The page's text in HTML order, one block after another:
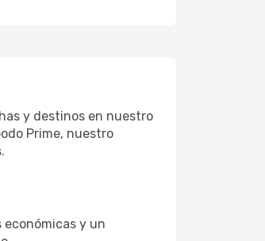
y destinos en nuestro
Prime, nuestro
y un